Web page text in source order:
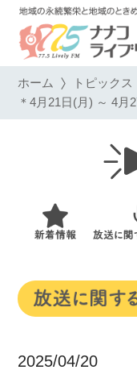
ホーム トピックス
＊4月21日(月) ～ 4月
2025/04/20